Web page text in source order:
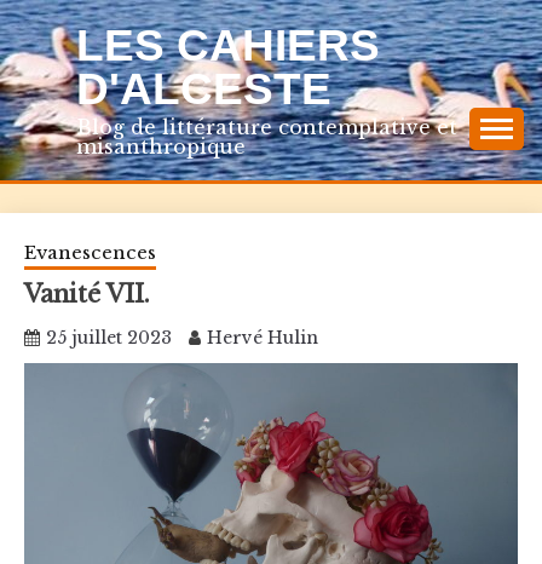
Skip
to
content
LES CAHIERS
D'ALCESTE
Blog de littérature contemplative et
misanthropique
Evanescences
Vanité VII.
25 juillet 2023 Hervé Hulin